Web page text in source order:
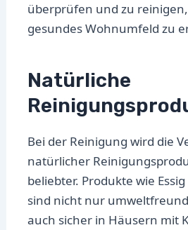
überprüfen und zu
gesundes Wohnumfeld zu
Natürliche
Bei der Reinigung wird die
natürlicher
beliebter. Produkte wie
sind nicht nur
auch sicher in Häusern mit